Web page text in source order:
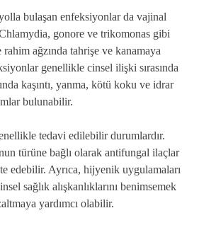
bulaşan enfeksiyonlar da vajinal
gonore ve trikomonas gibi
ağzında tahrişe ve kanamaya
genellikle cinsel ilişki sırasında
kaşıntı, yanma, kötü koku ve idrar
bulunabilir.
tedavi edilebilir durumlardır.
türüne bağlı olarak antifungal ilaçlar
edebilir. Ayrıca, hijyenik uygulamaları
sağlık alışkanlıklarını benimsemek
yardımcı olabilir.